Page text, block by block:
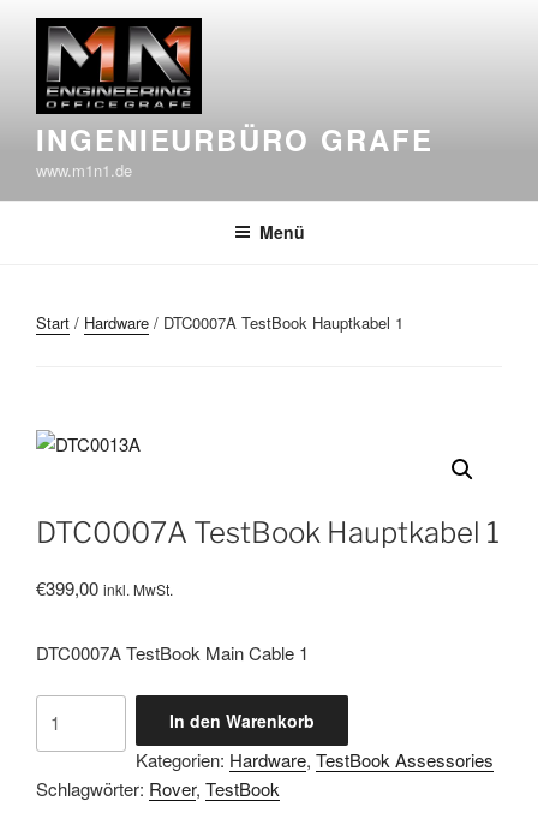
springen
INGENIEURBÜRO GRAFE
www.m1n1.de
Menü
Start / Hardware / DTC0007A TestBook Hauptkabel 1
DTC0007A TestBook Hauptkabel 1
€399,00 inkl. MwSt.
DTC0007A TestBook Main Cable 1
TestBook
1
In den Warenkorb
Kategorien: Hardware, TestBook Assessories
Schlagwörter: Rover, TestBook